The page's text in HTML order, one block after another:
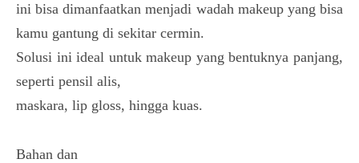
ini bisa dimanfaatkan menjadi wadah makeup yang bisa
kamu gantung di sekitar cermin.
Solusi ini ideal untuk makeup yang bentuknya panjang,
seperti pensil alis,
maskara, lip gloss, hingga kuas.
Bahan dan